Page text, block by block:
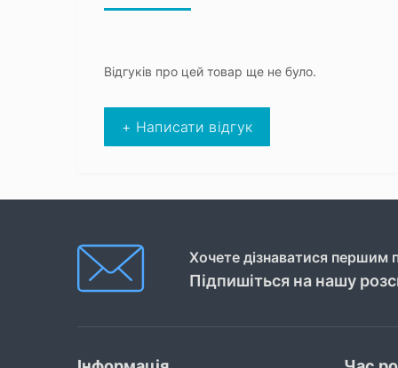
Відгуків про цей товар ще не було.
+ Написати відгук
Хочете дізнаватися першим
Підпишіться на нашу